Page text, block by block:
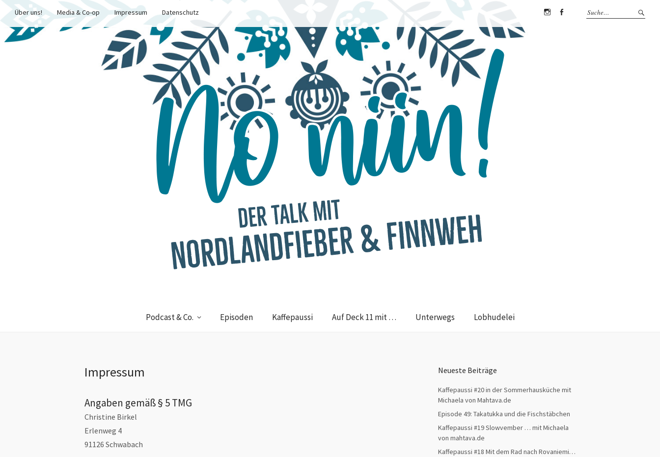
Über uns! Media & Co-op Impressum
Datenschutz
Podcast & Co. Episoden Kaffepaussi Auf Deck 11 mit … Unterwegs Lobhudelei
Impressum
Angaben gemäß § 5 TMG
Christine Birkel
Erlenweg 4
91126 Schwabach
Neueste Beiträge
Kaffepaussi #20 in der Sommerhausküche mit
Michaela von Mahtava.de
Episode 49: Takatukka und die Fischstäbchen
Kaffepaussi #19 Slowvember … mit Michaela
von mahtava.de
Kaffepaussi #18 Mit dem Rad nach Rovaniemi…